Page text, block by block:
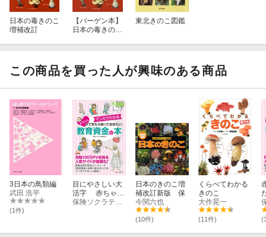
日本の毒きのこ
増補改訂
【バーゲン本】
日本の毒きの
東北きのこ図鑑
この商品を買った人が興味のある商品
3日本の鳥類編
武田 浩平
(1件)
目にやさしい大
活字 赤ちゃん
ができたら知っ
日本のきのこ増
補改訂新版 保
今関六也
(10件)
くらべてわかる
きのこ
大作晃一
(11件)